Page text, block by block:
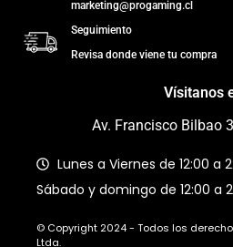
marketing@progaming.cl
Seguimiento
Revisa donde viene tu compra
Vísitanos
Av. Francisco Bilbao
Lunes a Viernes de 12:00 a
Sábado y domingo de 12:00 a
© Copyright 2024 - Todos los
Ltda.